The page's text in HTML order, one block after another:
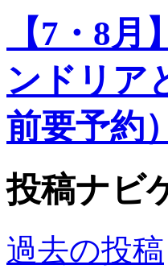
【7・8
ンドリア
前要予約）
投稿ナビ
過去の投稿